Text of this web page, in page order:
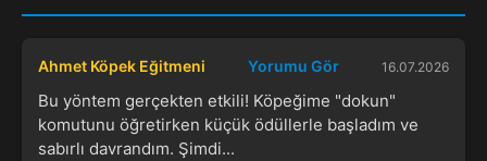
Ahmet Köpek Eğitmeni Yorumu Gör 16.07.2026
Bu yöntem gerçekten etkili! Köpeğime "dokun"
komutunu öğretirken küçük ödüllerle başladım ve
sabırlı davrandım. Şimdi...